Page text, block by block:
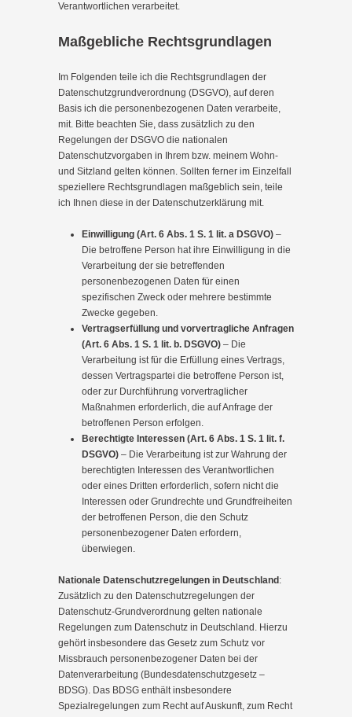
Verantwortlichen verarbeitet.
Maßgebliche Rechtsgrundlagen
Im Folgenden teile ich die Rechtsgrundlagen der
Datenschutzgrundverordnung (DSGVO), auf deren
Basis ich die personenbezogenen Daten verarbeite,
mit. Bitte beachten Sie, dass zusätzlich zu den
Regelungen der DSGVO die nationalen
Datenschutzvorgaben in Ihrem bzw. meinem Wohn-
und Sitzland gelten können. Sollten ferner im Einzelfall
speziellere Rechtsgrundlagen maßgeblich sein, teile
ich Ihnen diese in der Datenschutzerklärung mit.
Einwilligung (Art. 6 Abs. 1 S. 1 lit. a DSGVO) –
Die betroffene Person hat ihre Einwilligung in die
Verarbeitung der sie betreffenden
personenbezogenen Daten für einen
spezifischen Zweck oder mehrere bestimmte
Zwecke gegeben.
Vertragserfüllung und vorvertragliche Anfragen
(Art. 6 Abs. 1 S. 1 lit. b. DSGVO) – Die
Verarbeitung ist für die Erfüllung eines Vertrags,
dessen Vertragspartei die betroffene Person ist,
oder zur Durchführung vorvertraglicher
Maßnahmen erforderlich, die auf Anfrage der
betroffenen Person erfolgen.
Berechtigte Interessen (Art. 6 Abs. 1 S. 1 lit. f.
DSGVO) – Die Verarbeitung ist zur Wahrung der
berechtigten Interessen des Verantwortlichen
oder eines Dritten erforderlich, sofern nicht die
Interessen oder Grundrechte und Grundfreiheiten
der betroffenen Person, die den Schutz
personenbezogener Daten erfordern,
überwiegen.
Nationale Datenschutzregelungen in Deutschland :
Zusätzlich zu den Datenschutzregelungen der
Datenschutz-Grundverordnung gelten nationale
Regelungen zum Datenschutz in Deutschland. Hierzu
gehört insbesondere das Gesetz zum Schutz vor
Missbrauch personenbezogener Daten bei der
Datenverarbeitung (Bundesdatenschutzgesetz –
BDSG). Das BDSG enthält insbesondere
Spezialregelungen zum Recht auf Auskunft, zum Recht